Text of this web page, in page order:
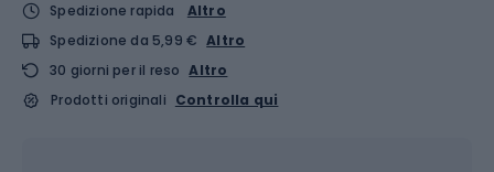
Spedizione rapida
Altro
Spedizione da 5,99 € Altro
30 giorni per il reso Altro
Prodotti originali Controlla qui